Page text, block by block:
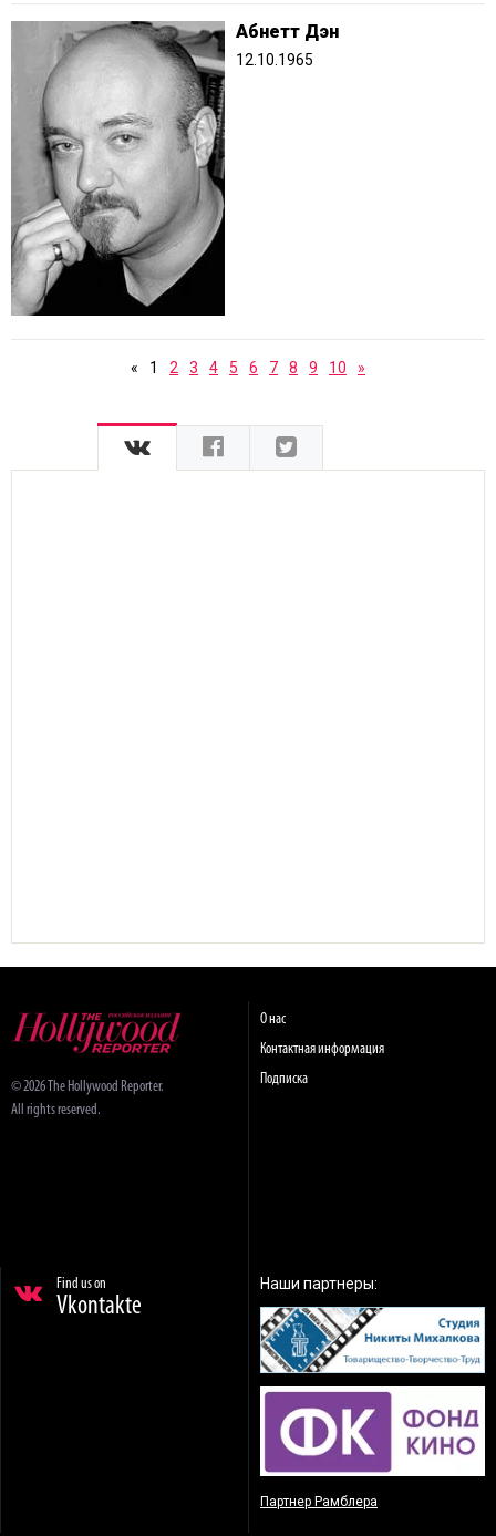
Абнетт Дэн
12.10.1965
« 1 2 3 4 5 6 7 8 9 10 »
© 2026 The Hollywood Reporter.
All rights reserved.
О нас
Контактная информация
Подписка
Find us on
Vkontakte
Наши партнеры:
Партнер Рамблера